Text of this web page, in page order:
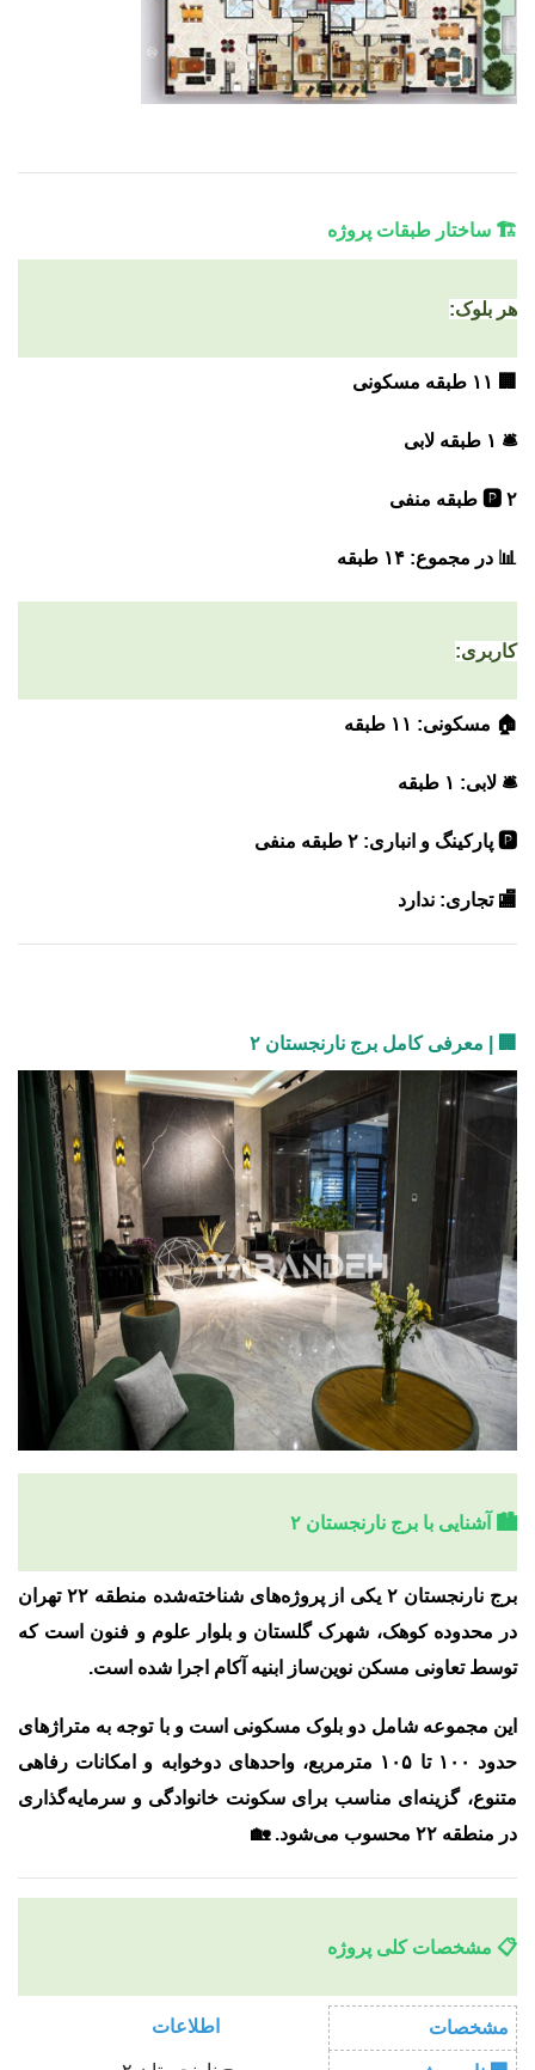
🏗️ ساختار طبقات پروژه
هر بلوک:
🏢 ۱۱ طبقه مسکونی
🛎️ ۱ طبقه لابی
🅿️ ۲ طبقه منفی
📊 در مجموع: ۱۴ طبقه
کاربری:
🏠 مسکونی: ۱۱ طبقه
🛎️ لابی: ۱ طبقه
🅿️ پارکینگ و انباری: ۲ طبقه منفی
🏬 تجاری: ندارد
🏢 | معرفی کامل برج نارنجستان ۲
🏙️ آشنایی با برج نارنجستان ۲
برج نارنجستان ۲
یکی از پروژه‌های شناخته‌شده منطقه ۲۲ تهران
در محدودهکوهک، شهرک گلستان و بلوار علوم و فنون است که
توسطتعاونی مسکن نوین‌ساز ابنیه آکام اجرا شده است.
این مجموعه شامل دو بلوک مسکونی است و با توجه به متراژهای
حدود ۱۰۰ تا ۱۰۵ مترمربع، واحدهای دوخوابه و امکانات رفاهی
متنوع، گزینه‌ای مناسب برای سکونت خانوادگی و سرمایه‌گذاری
در منطقه ۲۲ محسوب می‌شود. 🏡
📋 مشخصات کلی پروژه
مشخصات اطلاعات